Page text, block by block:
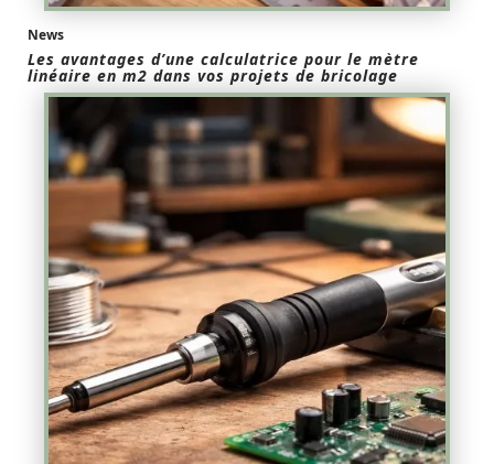
News
Les avantages d’une calculatrice pour le mètre
linéaire en m2 dans vos projets de bricolage